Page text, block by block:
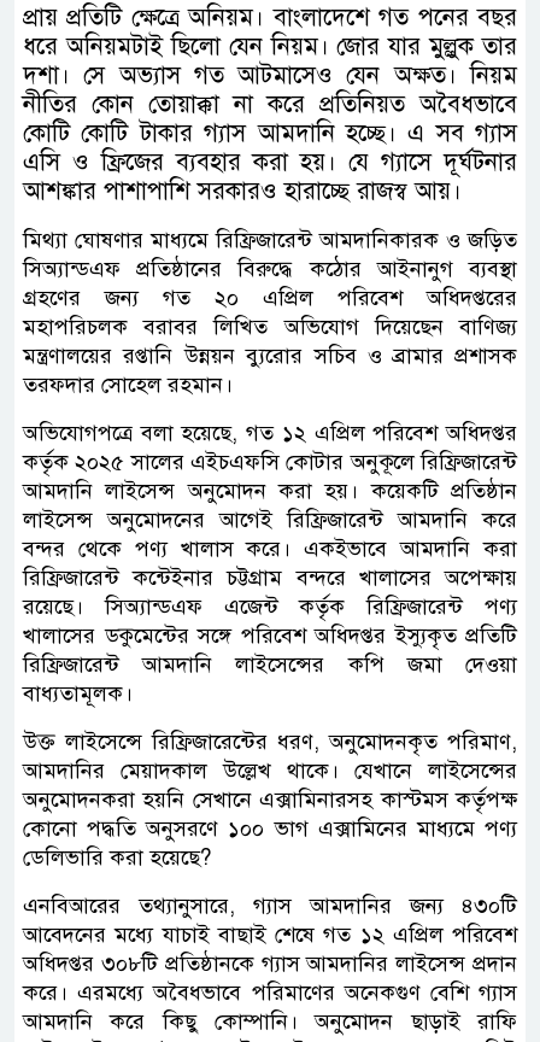
প্রায় প্রতিটি ক্ষেত্রে অনিয়ম। বাংলাদেশে গত পনের বছর
ধরে অনিয়মটাই ছিলো যেন নিয়ম। জোর যার মুল্লুক তার
দশা। সে অভ্যাস গত আটমাসেও যেন অক্ষত। নিয়ম
নীতির কোন তোয়াক্কা না করে প্রতিনিয়ত অবৈধভাবে
কোটি কোটি টাকার গ্যাস আমদানি হচ্ছে। এ সব গ্যাস
এসি ও ফ্রিজের ব্যবহার করা হয়। যে গ্যাসে দূর্ঘটনার
আশঙ্কার পাশাপাশি সরকারও হারাচ্ছে রাজস্ব আয়।
মিথ্যা ঘোষণার মাধ্যমে রিফ্রিজারেন্ট আমদানিকারক ও জড়িত
সিঅ্যান্ডএফ প্রতিষ্ঠানের বিরুদ্ধে কঠোর আইনানুগ ব্যবস্থা
গ্রহণের জন্য গত ২০ এপ্রিল পরিবেশ অধিদপ্তরের
মহাপরিচলক বরাবর লিখিত অভিযোগ দিয়েছেন বাণিজ্য
মন্ত্রণালয়ের রপ্তানি উন্নয়ন ব্যুরোর সচিব ও ব্রামার প্রশাসক
তরফদার সোহেল রহমান।
অভিযোগপত্রে বলা হয়েছে, গত ১২ এপ্রিল পরিবেশ অধিদপ্তর
কর্তৃক ২০২৫ সালের এইচএফসি কোটার অনুকূলে রিফ্রিজারেন্ট
আমদানি লাইসেন্স অনুমোদন করা হয়। কয়েকটি প্রতিষ্ঠান
লাইসেন্স অনুমোদনের আগেই রিফ্রিজারেন্ট আমদানি করে
বন্দর থেকে পণ্য খালাস করে। একইভাবে আমদানি করা
রিফ্রিজারেন্ট কন্টেইনার চট্টগ্রাম বন্দরে খালাসের অপেক্ষায়
রয়েছে। সিঅ্যান্ডএফ এজেন্ট কর্তৃক রিফ্রিজারেন্ট পণ্য
খালাসের ডকুমেন্টের সঙ্গে পরিবেশ অধিদপ্তর ইস্যুকৃত প্রতিটি
রিফ্রিজারেন্ট আমদানি লাইসেন্সের কপি জমা দেওয়া
বাধ্যতামূলক।
উক্ত লাইসেন্সে রিফ্রিজারেন্টের ধরণ, অনুমোদনকৃত পরিমাণ,
আমদানির মেয়াদকাল উল্লেখ থাকে। যেখানে লাইসেন্সের
অনুমোদনকরা হয়নি সেখানে এক্সামিনারসহ কাস্টমস কর্তৃপক্ষ
কোনো পদ্ধতি অনুসরণে ১০০ ভাগ এক্সামিনের মাধ্যমে পণ্য
ডেলিভারি করা হয়েছে?
এনবিআরের তথ্যানুসারে, গ্যাস আমদানির জন্য ৪৩০টি
আবেদনের মধ্যে যাচাই বাছাই শেষে গত ১২ এপ্রিল পরিবেশ
অধিদপ্তর ৩০৮টি প্রতিষ্ঠানকে গ্যাস আমদানির লাইসেন্স প্রদান
করে। এরমধ্যে অবৈধভাবে পরিমাণের অনেকগুণ বেশি গ্যাস
আমদানি করে কিছু কোম্পানি। অনুমোদন ছাড়াই রাফি